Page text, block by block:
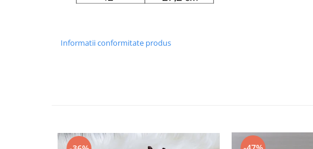
Informatii conformitate produs